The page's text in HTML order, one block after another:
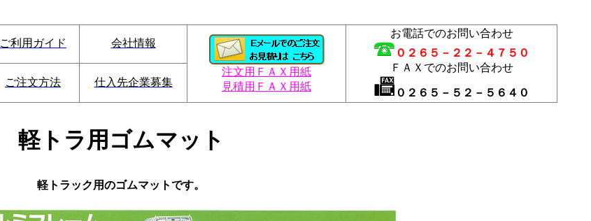
ご利用ガイド 会社情報
注文用ＦＡＸ用紙
見積用ＦＡＸ用紙
お電話でのお問い合わせ
０２６５－２２－４７５０
ＦＡＸでのお問い合わせ
０２６５－５２－５６４０
ご注文方法 仕入先企業募集
軽トラ用ゴムマット
軽トラック用のゴムマットです。